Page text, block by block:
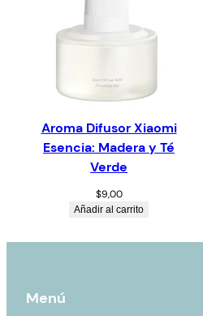
Aroma Difusor Xiaomi
Esencia: Madera y Té
Verde
$9,00
Añadir al carrito
Menú